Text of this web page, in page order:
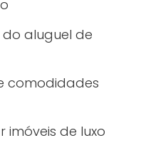
do aluguel de
comodidades
imóveis de luxo